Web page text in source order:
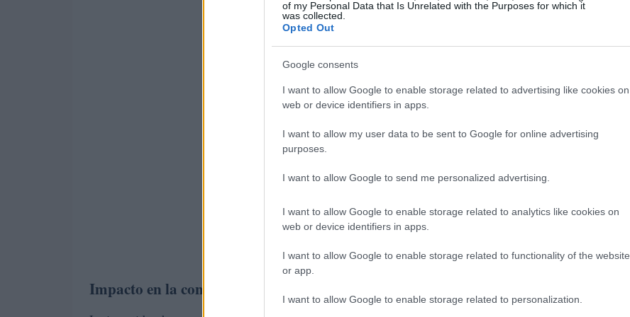
of my Personal Data that Is Unrelated with the Purposes for which it
was collected.
Opted Out
Google consents
I want to allow Google to enable storage related to advertising like cookies on
web or device identifiers in apps.
I want to allow my user data to be sent to Google for online advertising
purposes.
I want to allow Google to send me personalized advertising.
I want to allow Google to enable storage related to analytics like cookies on
web or device identifiers in apps.
I want to allow Google to enable storage related to functionality of the website
or app.
I want to allow Google to enable storage related to personalization.
Impacto en la confianza y en la agenda macro